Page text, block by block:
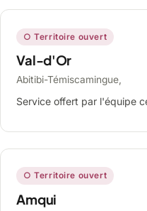
○ Territoire ouvert
Val-d'Or
Abitibi-Témiscamingue,
Service offert par l'équipe
○ Territoire ouvert
Amqui